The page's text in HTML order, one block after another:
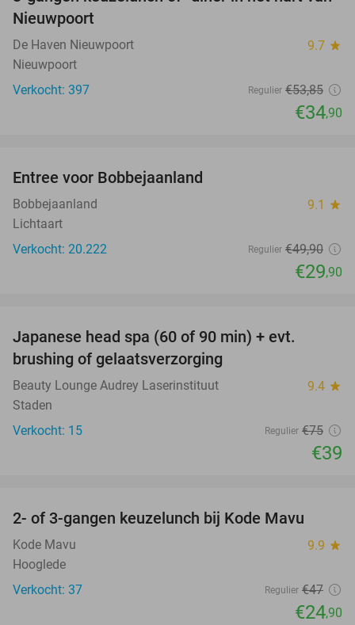
Nieuwpoort
De Haven Nieuwpoort 9.7 star
Nieuwpoort
Verkocht: 397
Regulier €53,85
€34,90
Entree voor Bobbejaanland
Bobbejaanland 9.1 star
Lichtaart
Verkocht: 20.222
Regulier €49,90
€29,90
Japanese head spa (60 of 90 min) + evt.
brushing of gelaatsverzorging
Beauty Lounge Audrey Laserinstituut 9.4 star
Staden
Verkocht: 15
Regulier €75
€39
2- of 3-gangen keuzelunch bij Kode Mavu
Kode Mavu 9.9 star
Hooglede
Verkocht: 37
Regulier €47
€24,90